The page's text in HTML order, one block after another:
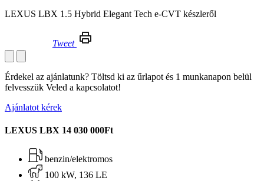
LEXUS LBX 1.5 Hybrid Elegant Tech e-CVT készleről
Tweet
Érdekel az ajánlatunk? Töltsd ki az űrlapot és 1 munkanapon belül
felvesszük Veled a kapcsolatot!
Ajánlatot kérek
LEXUS LBX 14 030 000Ft
benzin/elektromos
100 kW, 136 LE